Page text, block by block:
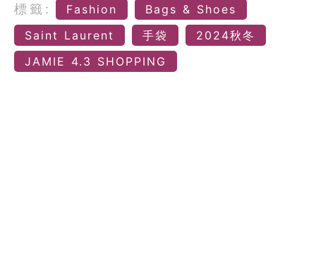
標籤: Fashion
Bags & Shoes
Saint Laurent
手袋
2024秋冬
JAMIE 4.3 SHOPPING